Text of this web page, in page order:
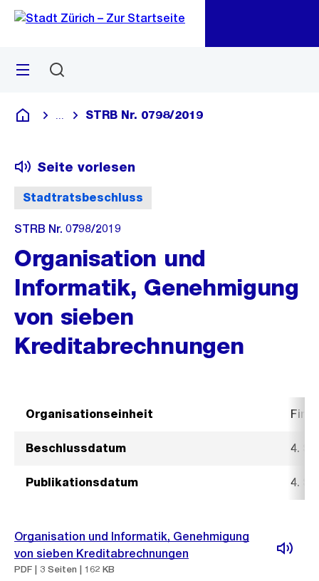
Navigation
Sprunglink
Menü
Deutsch
Blende alle Breadcrumbs ein
STRB Nr. 0798/2019
Stadtratsbeschluss
Seite vorlesen
STRB Nr. 0798/2019
Organisation und
Informatik, Genehmigung
von sieben
Kreditabrechnungen
Organisationseinheit
Beschlussdatum 4.
Publikationsdatum 4.
Organisation und Informatik, Genehmigung
von sieben Kreditabrechnungen
PDF | 3 Seiten | 162 KB